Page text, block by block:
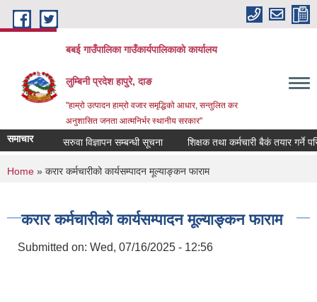
Skip to main content
बबई गाउँपालिका गाउँकार्यपालिकाकाे कार्यालय
लुम्बिनी प्रदेश हापुरे, दाङ
"हाम्रो उत्पादन हाम्रो वजार समृद्धिको आधार, सन्तुलित कर
अनुशासित जनता आत्मनिर्भर स्थानीय सरकार"
समाचार सरुवा विज्ञापन सम्बन्धी सूचना शिक्षक तथा कर्मचारी बैकं तयार गर्ने
You are here
Home » करार कर्मचारीको कार्यसम्पादन मूल्याङ्कन फाराम
करार कर्मचारीको कार्यसम्पादन मूल्याङ्कन फाराम
Submitted on: Wed, 07/16/2025 - 12:56